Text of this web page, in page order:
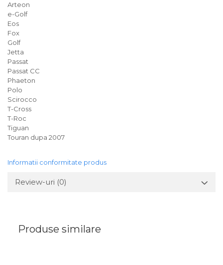
Arteon
e-Golf
Eos
Fox
Golf
Jetta
Passat
Passat CC
Phaeton
Polo
Scirocco
T-Cross
T-Roc
Tiguan
Touran dupa 2007
Informatii conformitate produs
Review-uri (0)
Produse similare